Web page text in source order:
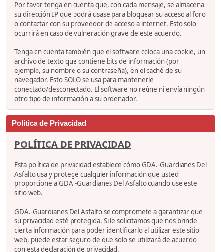
Por favor tenga en cuenta que, con cada mensaje, se almacena
su dirección IP que podrá usase para bloquear su acceso al foro
o contactar con su proveedor de acceso a internet. Esto solo
ocurrirá en caso de vulneración grave de este acuerdo.
Tenga en cuenta también que el software coloca una cookie, un
archivo de texto que contiene bits de información (por
ejemplo, su nombre o su contraseña), en el caché de su
navegador. Esto SOLO se usa para mantenerle
conectado/desconectado. El software no reúne ni envía ningún
otro tipo de información a su ordenador.
Política de Privacidad
POLÍTICA DE PRIVACIDAD
Esta política de privacidad establece cómo GDA.-Guardianes Del
Asfalto usa y protege cualquier información que usted
proporcione a GDA.-Guardianes Del Asfalto cuando use este
sitio web.
GDA.-Guardianes Del Asfalto se compromete a garantizar que
su privacidad esté protegida. Si le solicitamos que nos brinde
cierta información para poder identificarlo al utilizar este sitio
web, puede estar seguro de que solo se utilizará de acuerdo
con esta declaración de privacidad.